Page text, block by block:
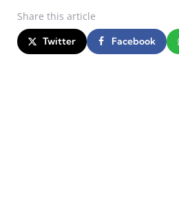
Share this article
Twitter Facebook